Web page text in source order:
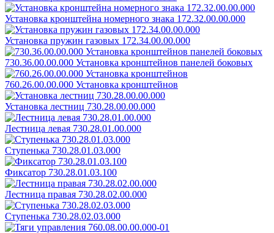
Установка кронштейна номерного знака 172.32.00.00.000
Установка пружин газовых 172.34.00.00.000
730.36.00.00.000 Установка кронштейнов панелей боковых
760.26.00.00.000 Установка кронштейнов
Установка лестниц 730.28.00.00.000
Лестница левая 730.28.01.00.000
Ступенька 730.28.01.03.000
Фиксатор 730.28.01.03.100
Лестница правая 730.28.02.00.000
Ступенька 730.28.02.03.000